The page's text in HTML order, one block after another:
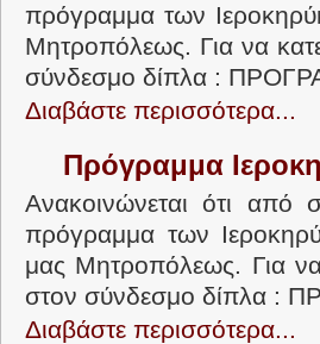
πρόγραμμα των
Μητροπόλεως. Για να
σύνδεσμο δίπλα :
Διαβάστε περισσότερα...
Πρόγραμμα
Ανακοινώνεται ότι από
πρόγραμμα των
μας Μητροπόλεως. Για
στον σύνδεσμο δίπλα
Διαβάστε περισσότερα...